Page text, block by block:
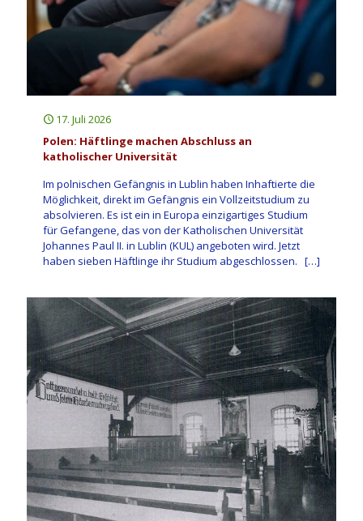
17. Juli 2026
Polen: Häftlinge machen Abschluss an
katholischer Universität
Im polnischen Gefängnis in Lublin haben Inhaftierte die
Möglichkeit, direkt im Gefängnis ein Vollzeitstudium zu
absolvieren. Es ist ein in Europa einzigartiges Studium
für Gefangene, das von der Katholischen Universität
Johannes Paul II. in Lublin (KUL) angeboten wird. Jetzt
haben sieben Häftlinge ihr Studium abgeschlossen. […]